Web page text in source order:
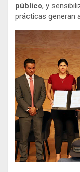
público, y
prácticas generan